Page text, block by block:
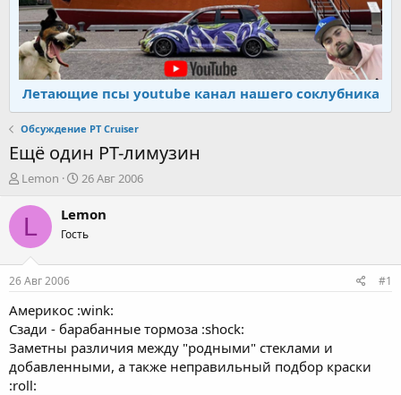
Летающие псы youtube канал нашего соклубника
Обсуждение PT Cruiser
Ещё один PT-лимузин
А
т
р
е
м
ы
Lemon
Д
т
н
л
26 Авг 2006
L Lemon
Гость
26 Авг 2006 #1
Америкос :wink:
Сзади - барабанные тормоза :shock:
Заметны различия между "родными" стеклами и
добавленными, а также неправильный подбор краски
:roll: